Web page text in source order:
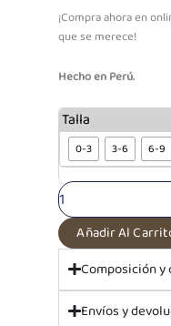
¡Compra ahora en
que se merece!
Hecho en Perú.
Talla
0-3 3-6 6-9
Pantalón
c/
Estampado
Conejitas
|
100%
algodón
cantidad
Añadir Al
Composición y
Envíos y